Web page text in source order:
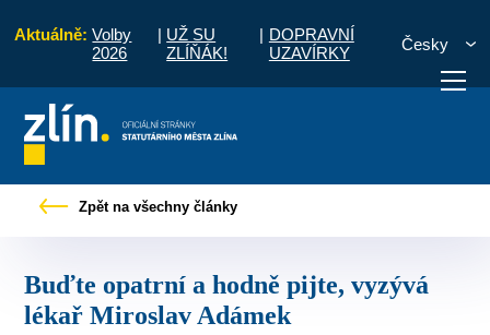
Aktuálně: Volby
2026
| UŽ SU
ZLÍŇÁK!
| DOPRAVNÍ
UZAVÍRKY
Česky
vyřídit Potřebuji zaplatit
Zpět na všechny články
Buďte opatrní a hodně pijte, vyzývá
lékař Miroslav Adámek